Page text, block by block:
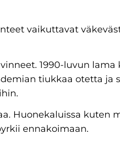
vaikuttavat
1990-luvun lama
tiukkaa otetta ja
Huonekaluissa kuten
ennakoimaan.